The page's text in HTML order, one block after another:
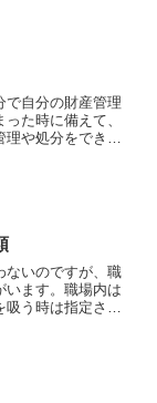
で自分の財産管理
た時に備えて、
理や処分をできる
ないのですが、職
います。職場内は
う時は指定され